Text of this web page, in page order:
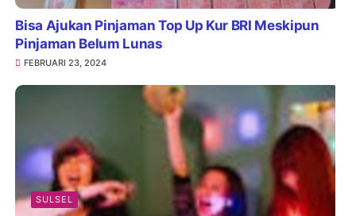
Bisa Ajukan Pinjaman Top Up Kur BRI Meskipun
Pinjaman Belum Lunas
FEBRUARI 23, 2024
SULSEL